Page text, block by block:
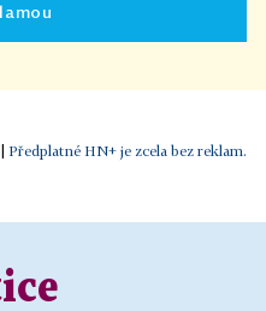
Předplatné HN+ je zcela bez reklam.